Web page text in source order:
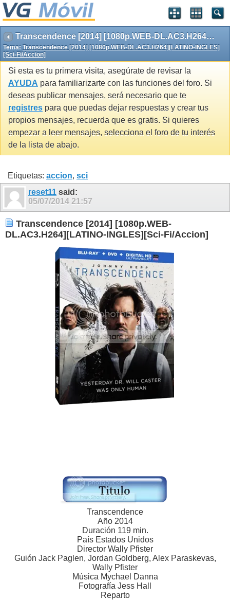
Transcendence [2014] [1080p.WEB-DL.AC3.H264][LATINO-INGLES][Sci-Fi/Accion]
Tema: Transcendence [2014] [1080p.WEB-DL.AC3.H264][LATINO-INGLES]
[Sci-Fi/Accion]
Si esta es tu primera visita, asegúrate de revisar la
AYUDA para familiarizarte con las funciones del foro. Si
deseas publicar mensajes, será necesario que te
registres para que puedas dejar respuestas y crear tus
propios mensajes, recuerda que es gratis. Si quieres
empezar a leer mensajes, selecciona el foro de tu interés
de la lista de abajo.
Etiquetas: accion, sci
reset11 said:
05/07/2014 21:57
Transcendence [2014] [1080p.WEB-
DL.AC3.H264][LATINO-INGLES][Sci-Fi/Accion]
Transcendence
Año 2014
Duración 119 min.
País Estados Unidos
Director Wally Pfister
Guión Jack Paglen, Jordan Goldberg, Alex Paraskevas,
Wally Pfister
Música Mychael Danna
Fotografía Jess Hall
Reparto